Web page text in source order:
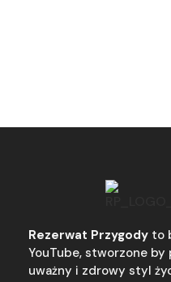
Rezerwat Przygody to
YouTube, stworzone
uważny i zdrowy styl